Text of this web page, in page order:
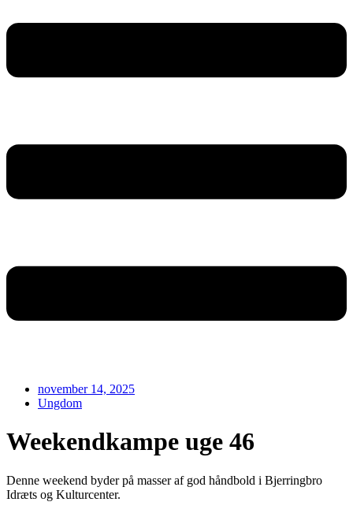
november 14, 2025
Ungdom
Weekendkampe uge 46
Denne weekend byder på masser af god håndbold i Bjerringbro
Idræts og Kulturcenter.